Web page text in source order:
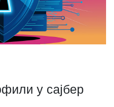
у сајбер